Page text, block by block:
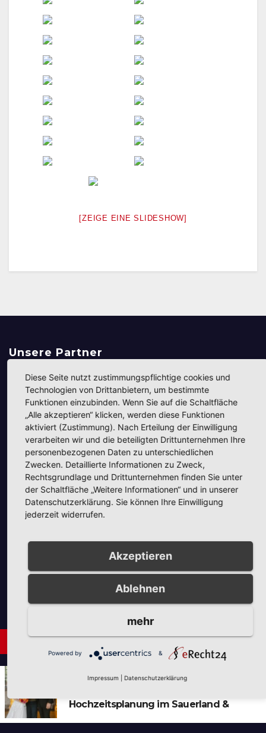
[ZEIGE EINE SLIDESHOW]
Unsere Partner
Unsere Partner
Unsere Partner
Neues aus Unternehmen
AUS DER UMGEBUNG
Hochzeitsplanung im Sauerland &
Diese Seite nutzt zustimmungspflichtige cookies und
Technologien von Drittanbietern, um bestimmte
Funktionen einzubinden. Wenn Sie auf die Schaltfläche
„Alle akzeptieren“ klicken, werden diese Funktionen
aktiviert (Zustimmung). Nach Erteilung der Einwilligung
verarbeiten wir und die beteiligten Drittunternehmen Ihre
personenbezogenen Daten zu unterschiedlichen
Zwecken. Detaillierte Informationen zu Zweck,
Rechtsgrundlage und Drittunternehmen finden Sie unter
der Schaltfläche „Weitere Informationen“ und in unserer
Datenschutzerklärung. Sie können Ihre Einwilligung
jederzeit widerrufen.
Akzeptieren
Ablehnen
mehr
Powered by &
Impressum Datenschutzerklärung